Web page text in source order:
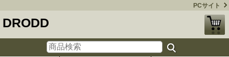
PCサイト
DRODD